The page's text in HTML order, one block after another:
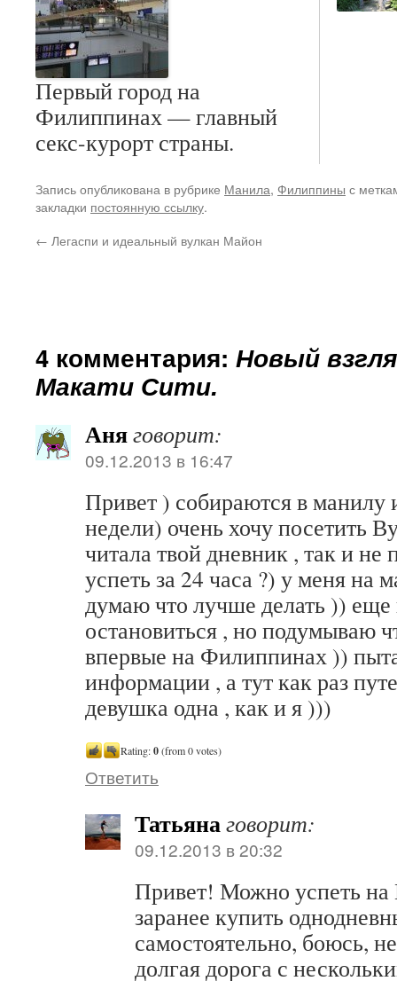
Первый город на
Филиппинах — главный
секс-курорт страны.
Запись опубликована в рубрике Манила, Филиппины с
закладки постоянную ссылку.
← Легаспи и идеальный вулкан Майон
4 комментария: Новый
Макати Сити.
Аняговорит:
09.12.2013 в 16:47
Привет ) собираются в манилу
недели) очень хочу посетить
читала твой дневник , так и не
успеть за 24 часа ?) у меня на
думаю что лучше делать )) еще
остановиться , но подумываю
впервые на Филиппинах ))
информации , а тут как раз
девушка одна , как и я )))
Rating:0(from 0 votes)
Ответить
Татьянаговорит:
09.12.2013 в 20:32
Привет! Можно успеть на
заранее купить
самостоятельно, боюсь,
долгая дорога с